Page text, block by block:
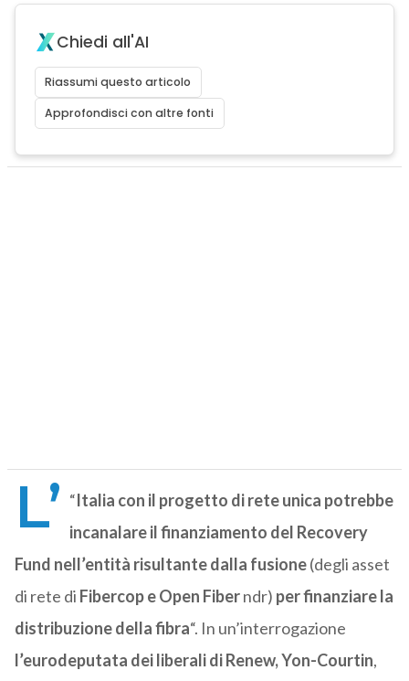
Chiedi all'AI
Riassumi questo articolo
Approfondisci con altre fonti
“
L’
Italia con il progetto di rete unica potrebbe
incanalare il finanziamento del Recovery
Fund nell’entità risultante dalla fusione(degli asset
di rete di Fibercop e Open Fiberndr) per finanziare la
distribuzione della fibra“. In un’interrogazione
l’eurodeputata dei liberali di Renew, Yon-Courtin,